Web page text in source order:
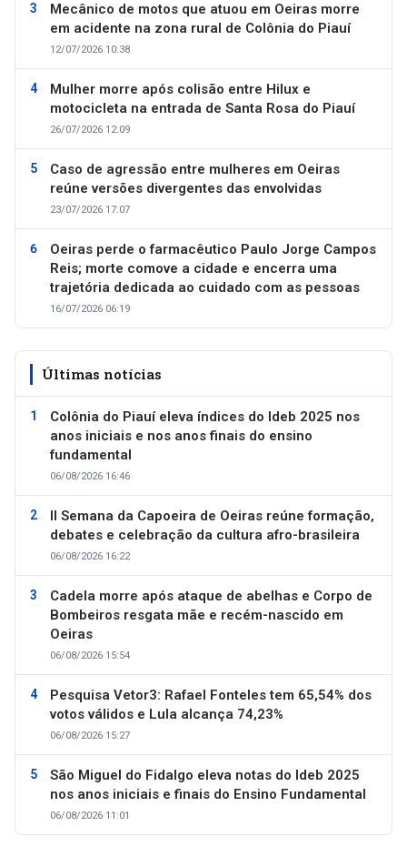
Mecânico de motos que atuou em Oeiras morre
em acidente na zona rural de Colônia do Piauí
12/07/2026 10:38
Mulher morre após colisão entre Hilux e
motocicleta na entrada de Santa Rosa do Piauí
26/07/2026 12:09
Caso de agressão entre mulheres em Oeiras
reúne versões divergentes das envolvidas
23/07/2026 17:07
Oeiras perde o farmacêutico Paulo Jorge Campos
Reis; morte comove a cidade e encerra uma
trajetória dedicada ao cuidado com as pessoas
16/07/2026 06:19
Últimas notícias
Colônia do Piauí eleva índices do Ideb 2025 nos
anos iniciais e nos anos finais do ensino
fundamental
06/08/2026 16:46
II Semana da Capoeira de Oeiras reúne formação,
debates e celebração da cultura afro-brasileira
06/08/2026 16:22
Cadela morre após ataque de abelhas e Corpo de
Bombeiros resgata mãe e recém-nascido em
Oeiras
06/08/2026 15:54
Pesquisa Vetor3: Rafael Fonteles tem 65,54% dos
votos válidos e Lula alcança 74,23%
06/08/2026 15:27
São Miguel do Fidalgo eleva notas do Ideb 2025
nos anos iniciais e finais do Ensino Fundamental
06/08/2026 11:01